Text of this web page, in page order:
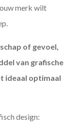
merk wilt
of gevoel,
van grafische
ideaal optimaal
design: